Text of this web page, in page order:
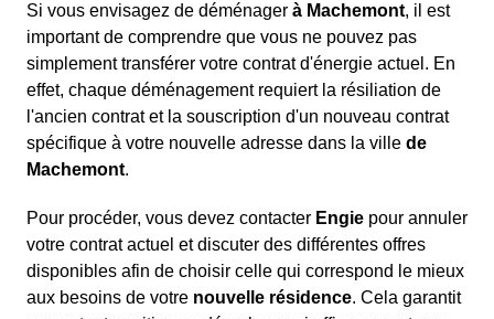
Si vous envisagez de déménager à Machemont, il est
important de comprendre que vous ne pouvez pas
simplement transférer votre contrat d'énergie actuel. En
effet, chaque déménagement requiert la résiliation de
l'ancien contrat et la souscription d'un nouveau contrat
spécifique à votre nouvelle adresse dans la ville de
Machemont.
Pour procéder, vous devez contacter Engie pour annuler
votre contrat actuel et discuter des différentes offres
disponibles afin de choisir celle qui correspond le mieux
aux besoins de votre nouvelle résidence. Cela garantit